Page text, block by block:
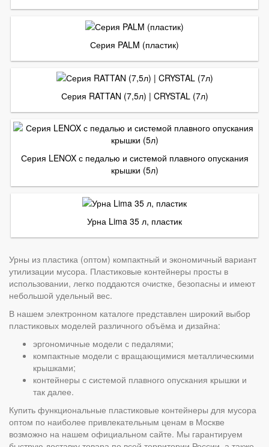
Серия PALM (пластик)
Серия RATTAN (7,5л) | CRYSTAL (7л)
Серия LENOX с педалью и системой плавного опускания
крышки (5л)
Урна Lima 35 л, пластик
Урны из пластика (оптом) компактный и экономичный вариант
утилизации мусора. Пластиковые контейнеры просты в
использовании, легко поддаются очистке, безопасны и имеют
небольшой удельный вес.
В нашем электронном каталоге представлен широкий выбор
пластиковых моделей различного объёма и дизайна:
эргономичные модели с педалями;
компактные модели с вращающимися металлическими
крышками;
контейнеры с системой плавного опускания крышки и
так далее.
Купить функциональные пластиковые контейнеры для мусора
оптом по наиболее привлекательным ценам в Москве
возможно на нашем официальном сайте. Мы гарантируем